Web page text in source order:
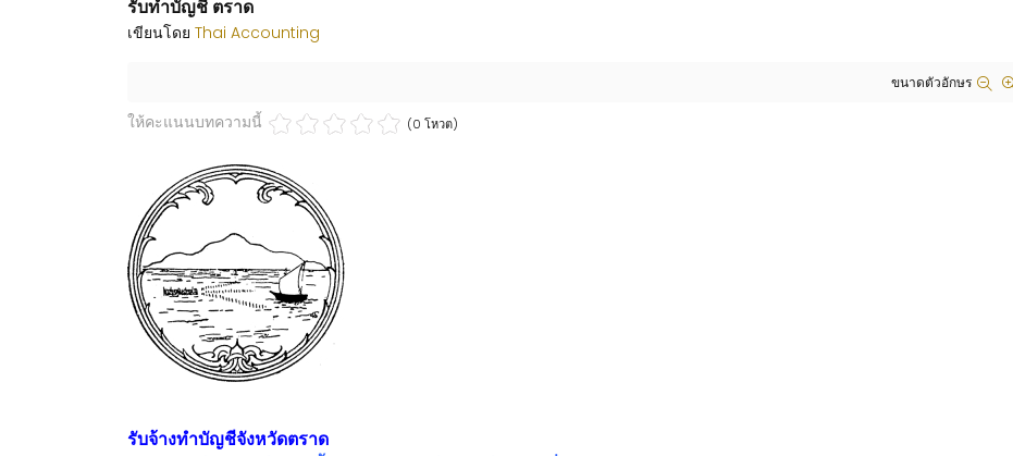
รับทำบัญชี ตราด
เขียนโดย Thai Accounting
ขนาดตัวอักษร
ให้คะแนนบทความนี้ (0 โหวต)
รับจ้างทำบัญชีจังหวัดตราด